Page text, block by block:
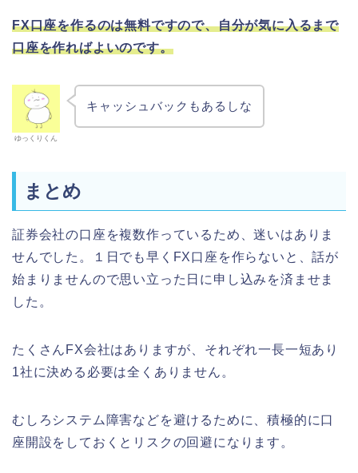
FX口座を作るのは無料ですので、自分が気に入るまで
口座を作ればよいのです。
ゆっくりくん
キャッシュバックもあるしな
まとめ
証券会社の口座を複数作っているため、迷いはありま
せんでした。１日でも早くFX口座を作らないと、話が
始まりませんので思い立った日に申し込みを済ませま
した。
たくさんFX会社はありますが、それぞれ一長一短あり
1社に決める必要は全くありません。
むしろシステム障害などを避けるために、積極的に口
座開設をしておくとリスクの回避になります。